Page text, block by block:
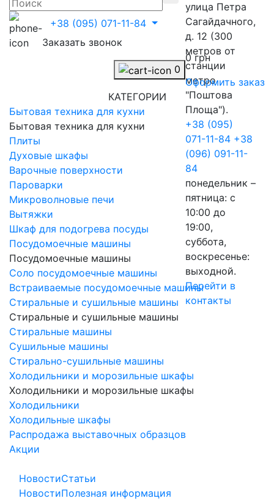
улица Петра
Сагайдачного,
д. 12 (300
метров от
станции
метро
"Поштова
Площа").
+38 (095)
071-11-84 +38
(096) 091-11-
84
понедельник –
пятница: с
10:00 до
19:00,
суббота,
воскресенье:
выходной.
Перейти в
контакты
+38 (095) 071-11-84
Заказать звонок
0
0 грн
Оформить заказ
КАТЕГОРИИ
Бытовая техника для кухни
Бытовая техника для кухни
Плиты
Духовые шкафы
Варочные поверхности
Пароварки
Микроволновые печи
Вытяжки
Шкаф для подогрева посуды
Посудомоечные машины
Посудомоечные машины
Соло посудомоечные машины
Встраиваемые посудомоечные машины
Стиральные и сушильные машины
Стиральные и сушильные машины
Стиральные машины
Сушильные машины
Стирально-сушильные машины
Холодильники и морозильные шкафы
Холодильники и морозильные шкафы
Холодильники
Холодильные шкафы
Распродажа выставочных образцов
Акции
Новости
Новости
Статьи
Полезная информация